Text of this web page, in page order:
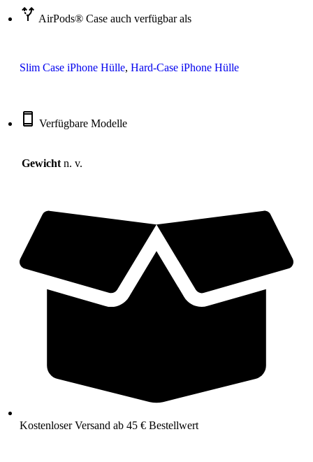
AirPods® Case auch verfügbar als
Slim Case iPhone Hülle, Hard-Case iPhone Hülle
Verfügbare Modelle
Gewicht n. v.
Kostenloser Versand ab 45 € Bestellwert